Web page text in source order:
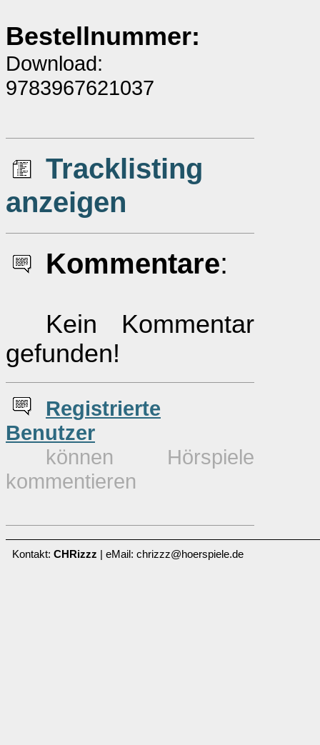
Bestellnummer:
Download:
9783967621037
Tracklisting
anzeigen
Kommentare:
Kein Kommentar
gefunden!
Registrierte
Benutzer
können Hörspiele
kommentieren
Kontakt: CHRizzz | eMail: chrizzz@hoerspiele.de